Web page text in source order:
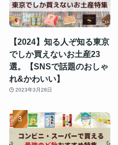
【2024】知る人ぞ知る東京
でしか買えないお土産23
選。【SNSで話題のおしゃ
れ&かわいい】
2023年3月28日